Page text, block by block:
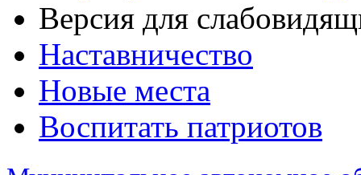
Версия для
Наставничество
Новые места
Воспитать патриотов